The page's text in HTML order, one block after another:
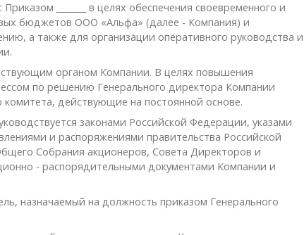
_______ в целях обеспечения своевременного и
бюджетов ООО «Альфа» (далее - Компания) и
а также для организации оперативного руководства и
органом Компании. В целях повышения
по решению Генерального директора Компании
действующие на постоянной основе.
законами Российской Федерации, указами
и распоряжениями правительства Российской
Собрания акционеров, Совета Директоров и
- распорядительными документами Компании и
назначаемый на должность приказом Генерального